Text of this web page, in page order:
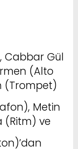
Cabbar Gül
(Alto
(Trompet)
Metin
(Ritm) ve